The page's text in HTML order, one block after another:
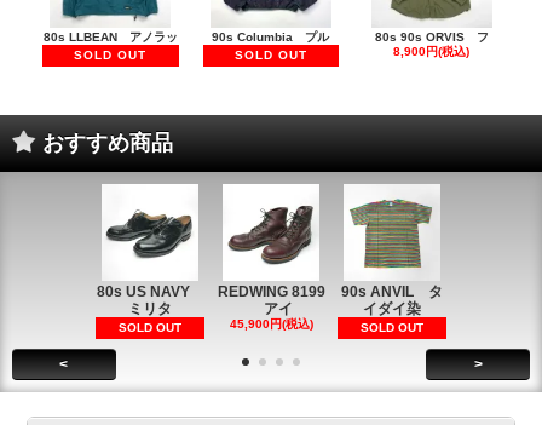
80s LLBEAN アノラッ
SOLD OUT
90s Columbia プル
SOLD OUT
80s 90s ORVIS フ
8,900円(税込)
おすすめ商品
80s US NAVY
ミリタ
SOLD OUT
REDWING 8199
アイ
45,900円(税込)
90s ANVIL タ
イダイ染
SOLD OUT
< >